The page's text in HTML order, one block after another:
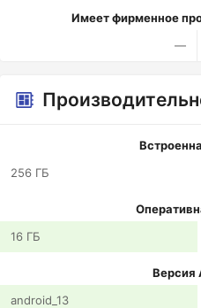
Имеет фирменное
—
256 ГБ
16 ГБ
Версия
android_13